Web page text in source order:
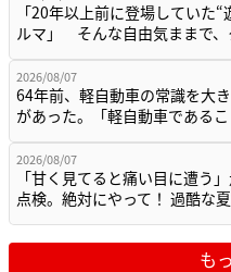
「20年以上前に登場していた
ルマ」 そんな自由気ままで
2026/08/07
64年前、軽自動車の常識を大
があった。「軽自動車である
2026/08/07
「甘く見てると痛い目に遭う
点検。絶対にやって！ 過酷な
も